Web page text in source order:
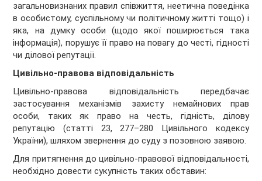
загальновизнаних правил співжиття, неетична поведінка
в особистому, суспільному чи політичному житті тощо) і
яка, на думку особи (щодо якої поширюється така
інформація), порушує її право на повагу до честі, гідності
чи ділової репутації.
Цивільно-правова відповідальність
Цивільно-правова відповідальність передбачає
застосування механізмів захисту немайнових прав
особи, таких як право на честь, гідність, ділову
репутацію (статті 23, 277–280 Цивільного кодексу
України), шляхом звернення до суду з позовною заявою.
Для притягнення до цивільно-правової відповідальності,
необхідно довести сукупність таких обставин: